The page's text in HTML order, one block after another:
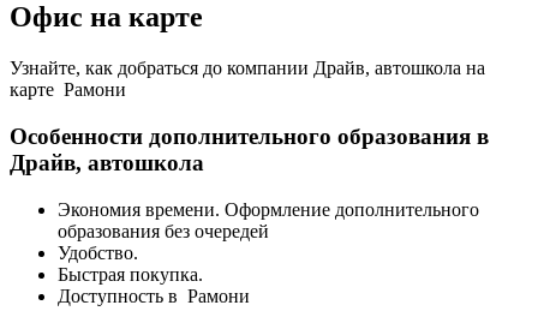
Офис на карте
Узнайте, как добраться до компании Драйв, автошкола на
карте Рамони
Особенности дополнительного образования в
Драйв, автошкола
Экономия времени. Оформление дополнительного
образования без очередей
Удобство.
Быстрая покупка.
Доступность в Рамони